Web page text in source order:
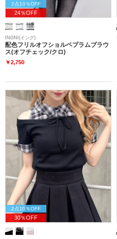
2点10％OFF
24％OFF
INGNI(イング)
配色フリルオフショルペプラムブラウ
ス(オフチェック/クロ)
￥2,750
2点10％OFF
30％OFF